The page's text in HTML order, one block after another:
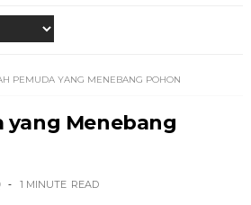
PEMUDA YANG MENEBANG POHON
yang Menebang
1 MINUTE READ